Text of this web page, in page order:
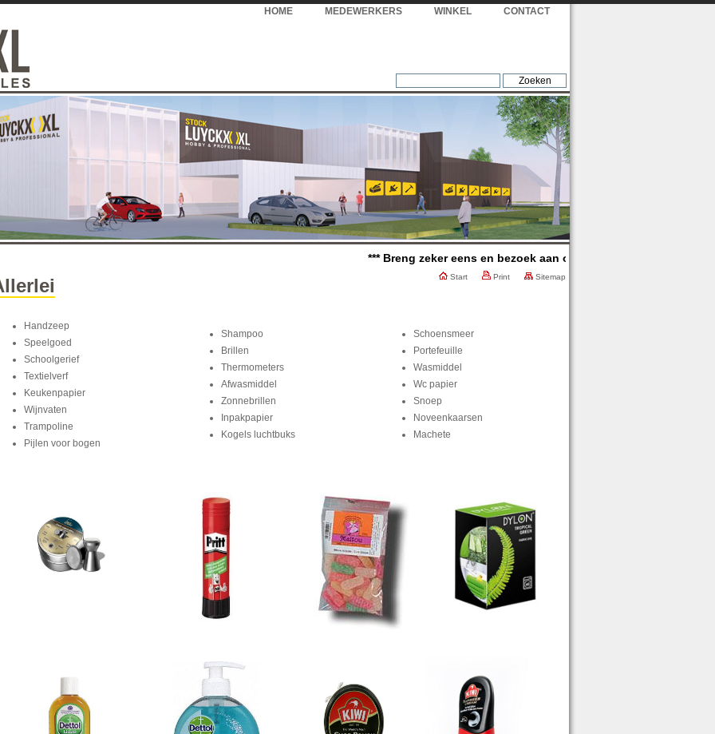
CONTACT
WINKEL
MEDEWERKERS
HOME
*** Breng zeker eens en bezoek aan onze winkel, wij verwelkomen
Start Print Sitemap
Handzeep
Speelgoed
Schoolgerief
Textielverf
Keukenpapier
Wijnvaten
Trampoline
Pijlen voor bogen
Shampoo
Brillen
Thermometers
Afwasmiddel
Zonnebrillen
Inpakpapier
Kogels luchtbuks
Schoensmeer
Portefeuille
Wasmiddel
Wc papier
Snoep
Noveenkaarsen
Machete